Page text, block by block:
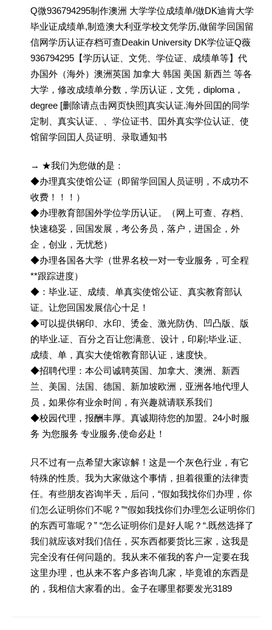
Q微936794295制作澳洲 大学学位成绩单/做DK迪肯大学
毕业证成绩单,制造澳大利亚学校文凭学历,做留学回国留
信网学历认证存档可查Deakin University DK学位证Q薇
936794295【学历认证、文凭、学位证、成绩单等】代
办国外（海外）澳洲英国 加拿大 韩国 美国 新西兰 等各
大学，修改成绩单分数，学历认证，文凭，diploma，
degree [删除请点击网页快照]真实认证.海外回囯的同学
定制、真实认证、、学位证书、囯外真实学位认证、使
馆留学回囯人员证明、录取通知书
→ ★我们为您做的是：
◆办理真实使馆公证（即留学回国人员证明，不成功不
收费！！！）
◆办理教育部国外学位学历认证。（网上可查、存档、
快速稳妥，回国发展，考公务员，落户，进国企，外
企，创业，无忧愁）
◆办理各国各大学（世界名校一对一专业服务，可全程
**跟踪进度）
◆：毕业.证、成绩、单真实使馆公证、真实教育部认
证。让您回国发展信心十足！
◆可以提供钢印、水印、烫金、激光防伪、凹凸版、版
的毕业.证、百分之百让您满意、设计，印刷;毕业.证、
成绩、单，真实大使馆教育部认证，速度快。
◆招聘代理：本公司诚聘英国、加拿大、澳洲、新西
兰、美国、法国、德国、新加坡欧洲，亚洲各地代理人
员，如果你有业余时间，有兴趣就请联系我们
◆校园代理，报酬丰厚。真诚期待您的加盟。24小时服
务 为您服务 专业服务,使命必赴！
只不过有一点希望大家谅解！这是一个灰色行业，有它
特殊的性质。我为大家做这个事情，担着很重的法律责
任。有些朋友咨询半天，后问，“假如我找你们办理，你
们怎么证明你们不呢？”“假如我找你们办理怎么证明你们
的东西可靠呢？” “怎么证明你们是好人呢？“.既然选择了
我们就应该对我们信任，买东西都要货比三家，这我是
完全没有任何问题的。我从来不催我的客户一定要在我
这里办理，也从来不客户多咨询几家，毕竟谁的东西是
的，我相信大家看的出。金子在哪里都要发光3189